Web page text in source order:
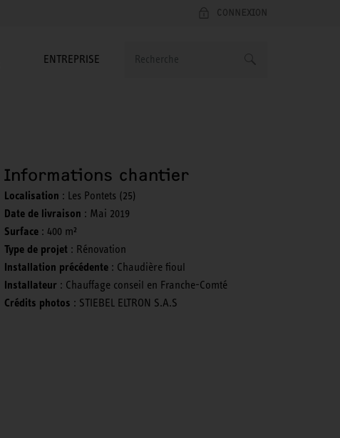
CONNEXION
ENTREPRISE
Informations chantier
Localisation : Les Pontets (25)
Date de livraison : Mai 2019
Surface : 400 m²
Type de projet : Rénovation
Installation précédente: Chaudière fioul
Installateur : Chauffage conseil en Franche-Comté
Crédits photos : STIEBEL ELTRON S.A.S